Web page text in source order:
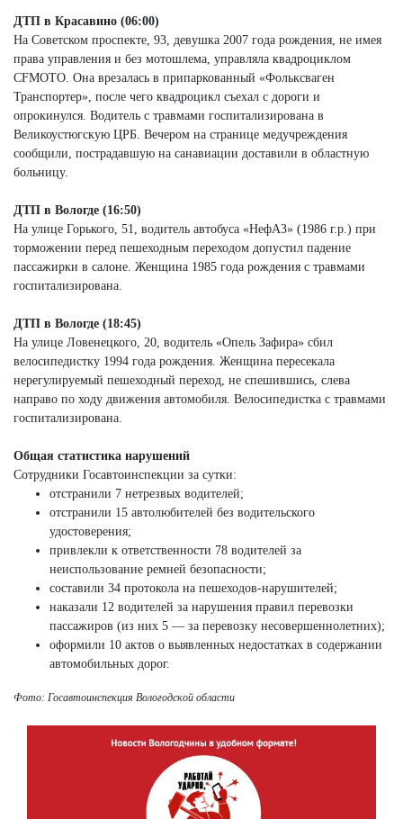
ДТП в Красавино (06:00)
На Советском проспекте, 93, девушка 2007 года рождения, не имея
права управления и без мотошлема, управляла квадроциклом
CFMOTO. Она врезалась в припаркованный «Фольксваген
Транспортер», после чего квадроцикл съехал с дороги и
опрокинулся. Водитель с травмами госпитализирована в
Великоустюгскую ЦРБ. Вечером на странице медучреждения
сообщили, пострадавшую на санавиации доставили в областную
больницу.
ДТП в Вологде (16:50)
На улице Горького, 51, водитель автобуса «НефАЗ» (1986 г.р.) при
торможении перед пешеходным переходом допустил падение
пассажирки в салоне. Женщина 1985 года рождения с травмами
госпитализирована.
ДТП в Вологде (18:45)
На улице Ловенецкого, 20, водитель «Опель Зафира» сбил
велосипедистку 1994 года рождения. Женщина пересекала
нерегулируемый пешеходный переход, не спешившись, слева
направо по ходу движения автомобиля. Велосипедистка с травмами
госпитализирована.
Общая статистика нарушений
Сотрудники Госавтоинспекции за сутки:
отстранили 7 нетрезвых водителей;
отстранили 15 автолюбителей без водительского
удостоверения;
привлекли к ответственности 78 водителей за
неиспользование ремней безопасности;
составили 34 протокола на пешеходов-нарушителей;
наказали 12 водителей за нарушения правил перевозки
пассажиров (из них 5 — за перевозку несовершеннолетних);
оформили 10 актов о выявленных недостатках в содержании
автомобильных дорог.
Фото: Госавтоинспекция Вологодской области